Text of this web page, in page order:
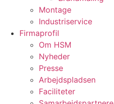
Montage
Industriservice
Firmaprofil
Om HSM
Nyheder
Presse
Arbejdspladsen
Faciliteter